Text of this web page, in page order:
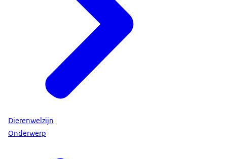
Dierenwelzijn
Onderwerp